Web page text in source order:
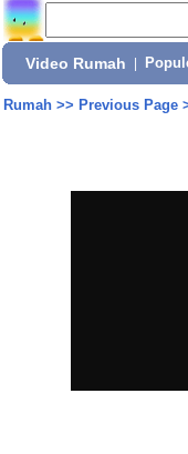
Video Rumah
Rumah>> Previous Page